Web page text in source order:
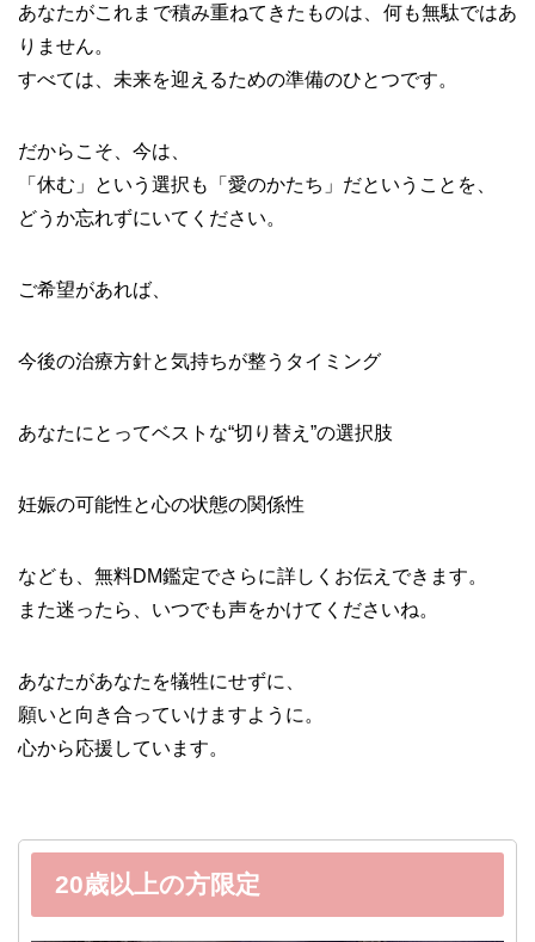
あなたがこれまで積み重ねてきたものは、何も無駄ではあ
りません。
すべては、未来を迎えるための準備のひとつです。
だからこそ、今は、
「休む」という選択も「愛のかたち」だということを、
どうか忘れずにいてください。
ご希望があれば、
今後の治療方針と気持ちが整うタイミング
あなたにとってベストな“切り替え”の選択肢
妊娠の可能性と心の状態の関係性
なども、無料DM鑑定でさらに詳しくお伝えできます。
また迷ったら、いつでも声をかけてくださいね。
あなたがあなたを犠牲にせずに、
願いと向き合っていけますように。
心から応援しています。
20歳以上の方限定